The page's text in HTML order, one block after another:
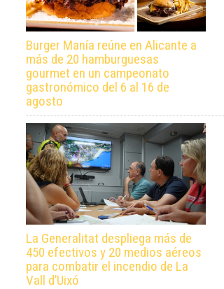
Burger Manía reúne en Alicante a
más de 20 hamburguesas
gourmet en un campeonato
gastronómico del 6 al 16 de
agosto
La Generalitat despliega más de
450 efectivos y 20 medios aéreos
para combatir el incendio de La
Vall d’Uixó